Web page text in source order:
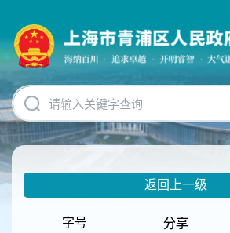
碍
操
明
跳
转
到
网
返回上一级
字号
分享